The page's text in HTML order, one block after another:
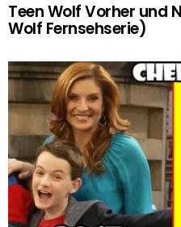
Teen Wolf Vorher und
Wolf Fernsehserie)